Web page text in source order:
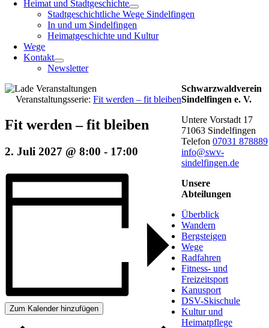
Heimat und Stadtgeschichte
Stadtgeschichtliche Wege Sindelfingen
In und um Sindelfingen
Heimatgeschichte und Kultur
Wege
Kontakt
Newsletter
Veranstaltungsserie: Fit werden – fit bleiben
Fit werden – fit bleiben
2. Juli 2027 @ 8:00 - 17:00
Zum Kalender hinzufügen
Schwarzwaldverein
Sindelfingen e. V.
Untere Vorstadt 17
71063 Sindelfingen
Telefon 07031 878889
info@swv-
sindelfingen.de
Unsere
Abteilungen
Überblick
Wandern
Bergsteigen
Wege
Radfahren
Fitness- und
Freizeitsport
Kanusport
DSV-Skischule
Kultur und
Heimatpflege